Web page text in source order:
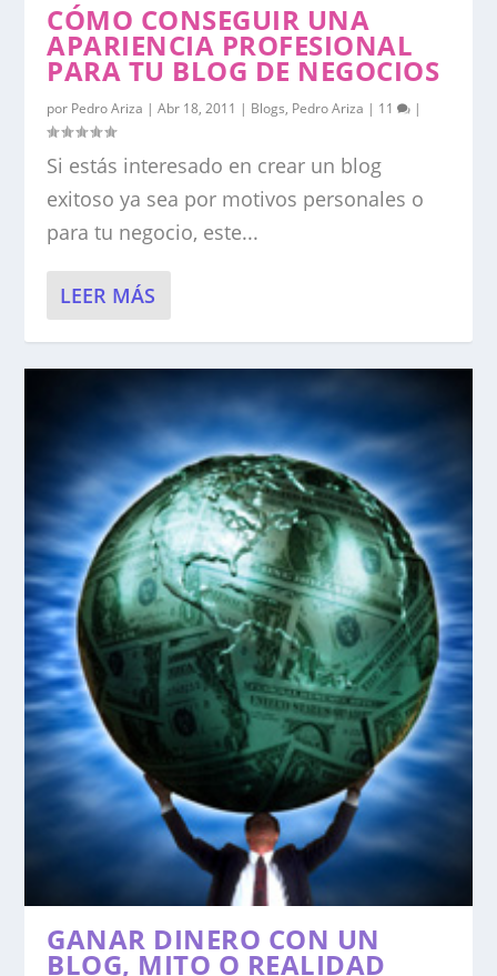
CÓMO CONSEGUIR UNA
APARIENCIA PROFESIONAL
PARA TU BLOG DE NEGOCIOS
por Pedro Ariza |Abr 18, 2011 | Blogs, Pedro Ariza | 11 |
Si estás interesado en crear un blog
exitoso ya sea por motivos personales o
para tu negocio, este...
LEER MÁS
GANAR DINERO CON UN
BLOG, MITO O REALIDAD